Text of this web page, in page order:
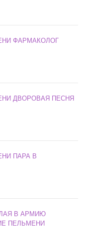
ФАРМАКОЛОГ
ДВОРОВАЯ ПЕСНЯ
ПАРА В
В АРМИЮ
ПЕЛЬМЕНИ